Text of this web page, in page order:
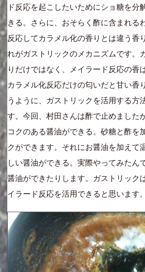
ド反応を起こしたいためにショ糖を分
きる。さらに、おそらく酢に含まれる
反応してカラメル化の香りとは違う香
れがガストリックのメカニズムです。
りだけではなく、メイラード反応の香
カラメル化反応だけの匂いだと甘い香
うように、ガストリックを活用する方
す。今回、村田さんは酢で止めました
コクのある醤油ができる。砂糖と酢を
クができます。それにお醤油を加えて
しい醤油ができる。実際やってみたん
醤油ができたりします。ガストリック
イラード反応を活用できると思います。